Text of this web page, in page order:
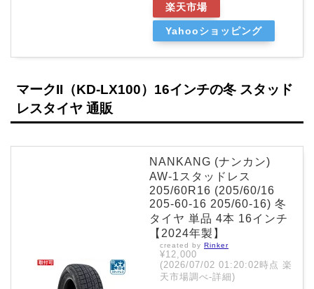
楽天市場
Yahooショッピング
マークII（KD-LX100）16インチの冬 スタッド
レスタイヤ 通販
NANKANG (ナンカン)
AW-1スタッドレス
205/60R16 (205/60/16
205-60-16 205/60-16) 冬
タイヤ 単品 4本 16インチ
【2024年製】
created by Rinker
¥12,000
(2026/07/02 01:20:02時点 楽
天市場調べ-詳細)